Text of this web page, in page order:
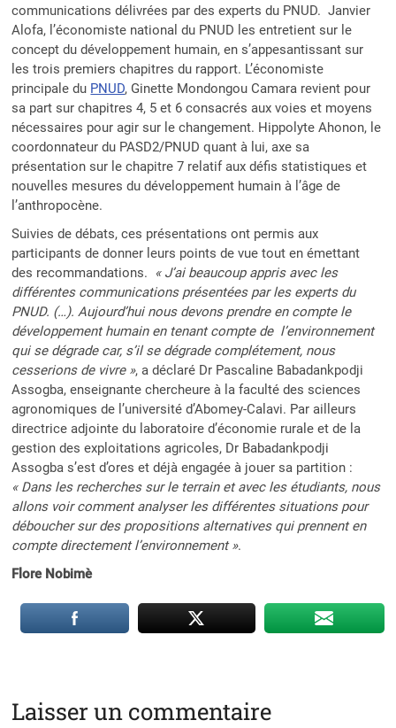
communications délivrées par des experts du PNUD. Janvier
Alofa, l’économiste national du PNUD les entretient sur le
concept du développement humain, en s’appesantissant sur
les trois premiers chapitres du rapport. L’économiste
principale du PNUD, Ginette Mondongou Camara revient pour
sa part sur chapitres 4, 5 et 6 consacrés aux voies et moyens
nécessaires pour agir sur le changement. Hippolyte Ahonon, le
coordonnateur du PASD2/PNUD quant à lui, axe sa
présentation sur le chapitre 7 relatif aux défis statistiques et
nouvelles mesures du développement humain à l’âge de
l’anthropocène.
Suivies de débats, ces présentations ont permis aux
participants de donner leurs points de vue tout en émettant
des recommandations.
« J’ai beaucoup appris avec les
différentes communications présentées par les experts du
PNUD. (…). Aujourd’hui nous devons prendre en compte le
développement humain en tenant compte de l’environnement
qui se dégrade car, s’il se dégrade complétement, nous
cesserions de vivre », a déclaré Dr Pascaline Babadankpodji
Assogba, enseignante chercheure à la faculté des sciences
agronomiques de l’université d’Abomey-Calavi. Par ailleurs
directrice adjointe du laboratoire d’économie rurale et de la
gestion des exploitations agricoles, Dr Babadankpodji
Assogba s’est d’ores et déjà engagée à jouer sa partition :
« Dans les recherches sur le terrain et avec les étudiants, nous
allons voir comment analyser les différentes situations pour
déboucher sur des propositions alternatives qui prennent en
compte directement l’environnement ».
Flore Nobimè
Laisser un commentaire